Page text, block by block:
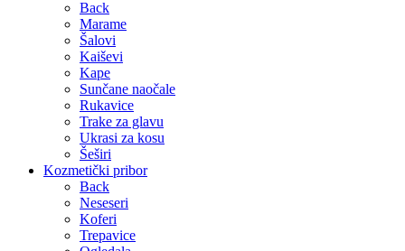
Back
Marame
Šalovi
Kaiševi
Kape
Sunčane naočale
Rukavice
Trake za glavu
Ukrasi za kosu
Šeširi
Kozmetički pribor
Back
Neseseri
Koferi
Trepavice